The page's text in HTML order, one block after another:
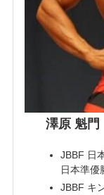
澤原 魁門
JBBF 日
日本準優
JBBF キ